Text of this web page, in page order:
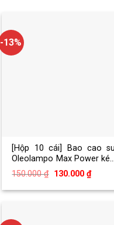
-13%
[Hộp 10 cái] Bao cao su
Oleolampo Max Power kéo
dài thời gian
150.000₫ Giá
là:
130.000 ₫Giá
hiện
tại